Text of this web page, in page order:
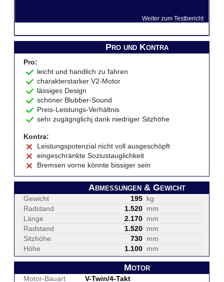
Weiter zum Testbericht
Pro und Kontra
Pro:
leicht und handlich zu fahren
charakterstarker V2-Motor
lässiges Design
schöner Blubber-Sound
Preis-Leistungs-Verhältnis
sehr zugägnglichj dank niedriger Sitzhöhe
Kontra:
Leistungspotenzial nicht voll ausgeschöpft
eingeschränkte Soziustauglichkeit
Bremsen vorne könnte bissiger sein
Abmessungen & Gewicht
Gewicht 195 kg
Radstand
1.520 mm
Länge
2.170 mm
Radstand
1.520 mm
Sitzhöhe:
730 mm
Höhe
1.100 mm
Motor
Motor-Bauart V-Twin/4-Takt